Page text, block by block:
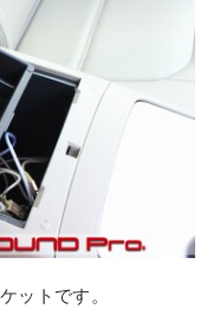
ットです。